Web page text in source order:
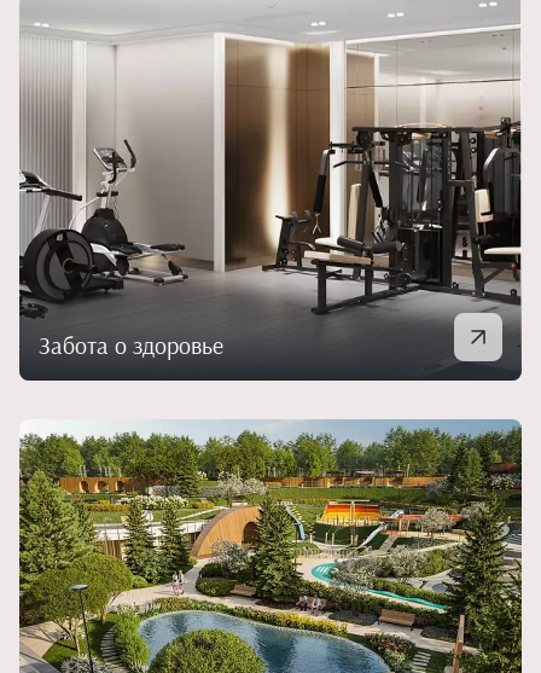
Забота о здоровье